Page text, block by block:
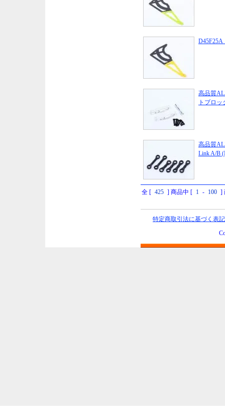
高品質
トブロッ
高品質
Link A/B
全 [ 425 ] 商品中 [ 1 - 100 ]
特定商取引法に基づく表記